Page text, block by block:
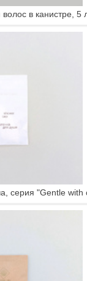
в канистре, 5
серия "Gentle with